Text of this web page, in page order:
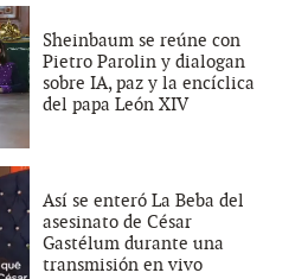
Sheinbaum se reúne con
Pietro Parolin y dialogan
sobre IA, paz y la encíclica
del papa León XIV
Así se enteró La Beba del
asesinato de César
Gastélum durante una
transmisión en vivo